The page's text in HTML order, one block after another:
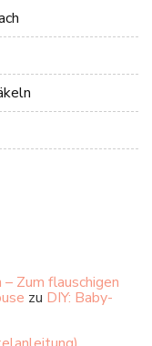
Zum flauschigen
zu DIY: Baby-